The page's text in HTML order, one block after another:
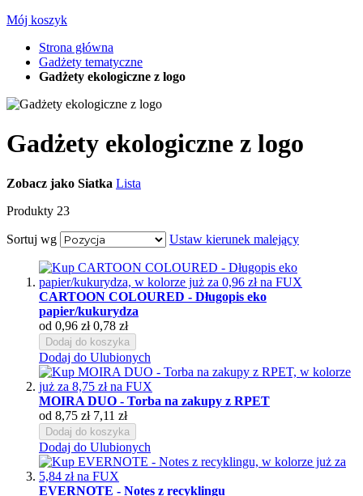
Mój koszyk
Strona główna
Gadżety tematyczne
Gadżety ekologiczne z logo
Gadżety ekologiczne z logo
Zobacz jako Siatka Lista
Produkty 23
Sortuj wg Ustaw kierunek malejący
CARTOON COLOURED - Długopis eko
papier/kukurydza
od 0,96 zł 0,78 zł
Dodaj do koszyka
Dodaj do Ulubionych
MOIRA DUO - Torba na zakupy z RPET
od 8,75 zł 7,11 zł
Dodaj do koszyka
Dodaj do Ulubionych
EVERNOTE - Notes z recyklingu